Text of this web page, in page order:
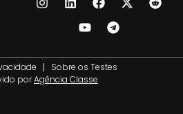
Sobre os Testes
porAgência Classe